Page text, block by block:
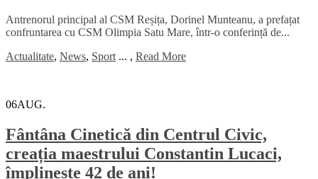
Antrenorul principal al CSM Reșița, Dorinel Munteanu, a prefațat
confruntarea cu CSM Olimpia Satu Mare, într-o conferință de...
Actualitate, News, Sport ... , Read More
06AUG.
Fântâna Cinetică din Centrul Civic,
creația maestrului Constantin Lucaci,
împlinește 42 de ani!